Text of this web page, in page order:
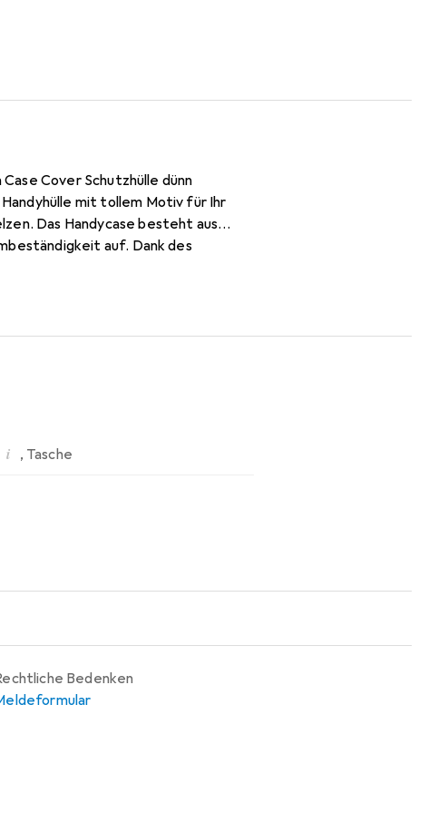
Case Cover Schutzhülle dünn
mit tollem Motiv für Ihr
Das Handycase besteht aus
auf. Dank des
verarbeitet und perfekt auf Ihr
Display hinaus, wodurch dieses
i , Tasche
Bedenken